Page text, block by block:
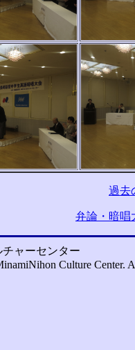
過去
弁論・暗唱
ャーセンター
Culture Center.